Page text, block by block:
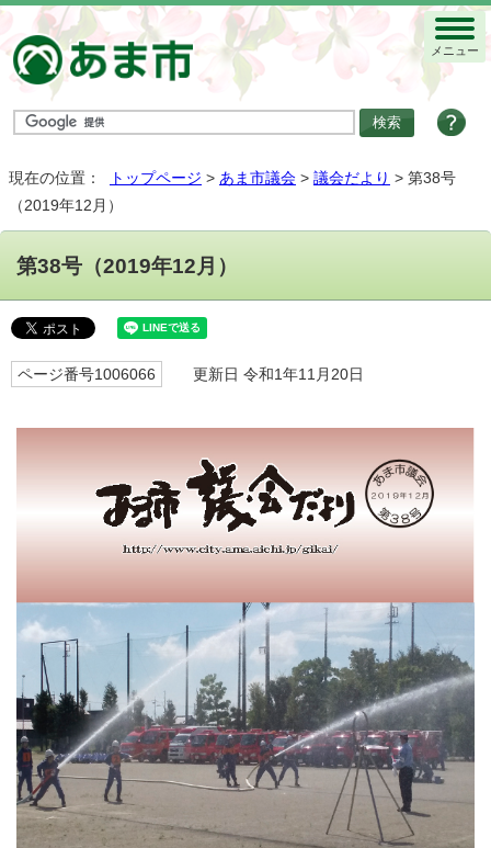
メニュー
現在の位置： トップページ > あま市議会 > 議会だより > 第38号
（2019年12月）
第38号（2019年12月）
ページ番号1006066 更新日 令和1年11月20日